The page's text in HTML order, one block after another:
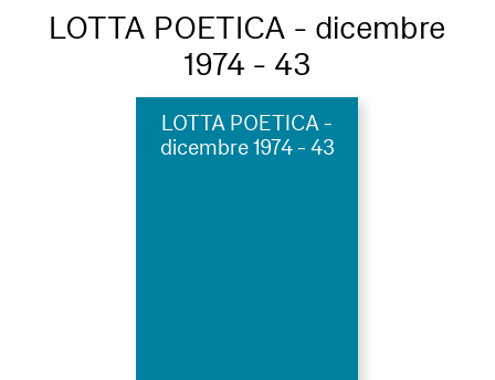
LOTTA POETICA - dicembre
1974 - 43
LOTTA POETICA -
dicembre 1974 - 43